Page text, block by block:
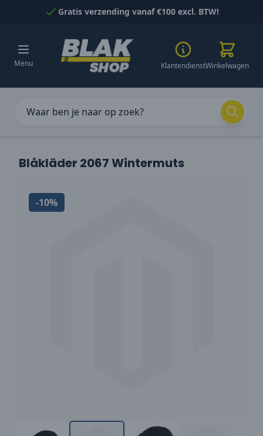
Naar inhoud gaanGratis verzending vanaf €100 excl. BTW!
Menu KlantendienstWinkelwagen
Blåkläder 2067 Wintermuts
-10%